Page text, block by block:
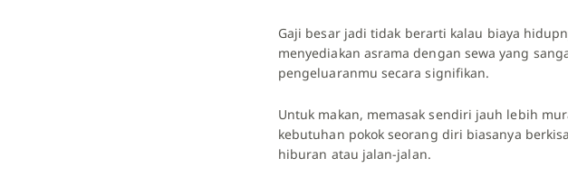
Gaji besar jadi tidak berarti kalau biaya
menyediakan asrama dengan sewa yang
pengeluaranmu secara signifikan.
Untuk makan, memasak sendiri jauh lebih
kebutuhan pokok seorang diri biasanya
hiburan atau jalan-jalan.